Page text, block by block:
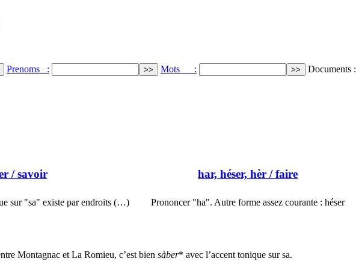
Prenoms : Mots : Documents :
/ savoir
sur "sa" existe par endroits (…)
har, héser, hèr / faire
Prononcer "ha". Autre forme assez courante : héser
Montagnac et La Romieu, c’est bien sàber* avec l’accent tonique sur sa.